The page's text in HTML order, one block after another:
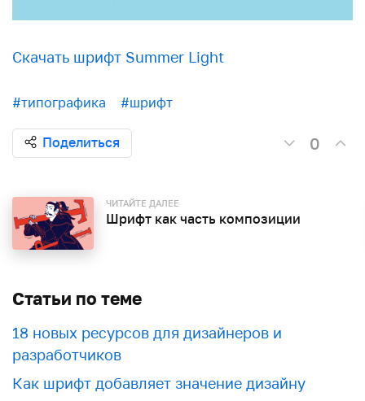
Скачать шрифт Summer Light
#типографика #шрифт
Поделиться 0
ЧИТАЙТЕ ДАЛЕЕ
Шрифт как часть композиции
Статьи по теме
18 новых ресурсов для дизайнеров и
разработчиков
Как шрифт добавляет значение дизайну